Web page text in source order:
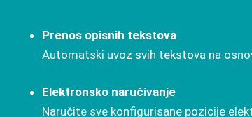
Prenos opisnih tekstova
Automatski uvoz svih tekstova na
Elektronsko naručivanje
Naručite sve konfigurisane pozicije